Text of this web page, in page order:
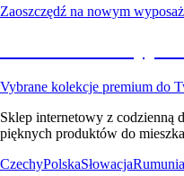
Zaoszczędź na nowym
Vybrane kolekcje premium do
Sklep internetowy z codzienną
pięknych produktów do
CzechyPolskaSłowacjaRumunia